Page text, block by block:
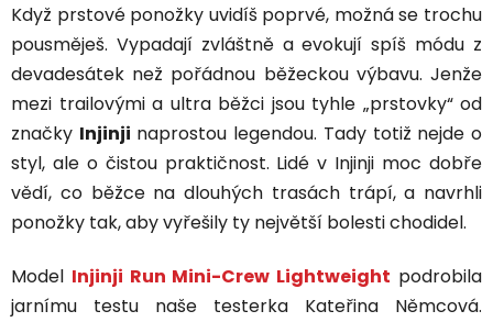
Když prstové ponožky uvidíš poprvé, možná se trochu
pousměješ. Vypadají zvláštně a evokují spíš módu z
devadesátek než pořádnou běžeckou výbavu. Jenže
mezi trailovými a ultra běžci jsou tyhle „prstovky“ od
značky Injinji naprostou legendou. Tady totiž nejde o
styl, ale o čistou praktičnost. Lidé v Injinji moc dobře
vědí, co běžce na dlouhých trasách trápí, a navrhli
ponožky tak, aby vyřešily ty největší bolesti chodidel.
Model Injinji Run Mini-Crew Lightweight podrobila
jarnímu testu naše testerka Kateřina Němcová.